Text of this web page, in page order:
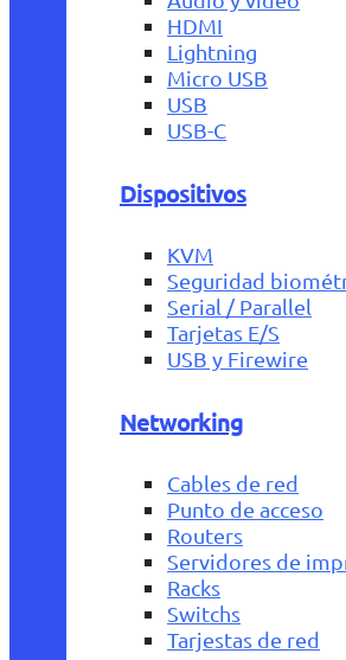
HDMI
Lightning
Micro USB
USB
USB-C
Dispositivos
KVM
Seguridad
Serial / Parallel
Tarjetas E/S
USB y Firewire
Networking
Cables de red
Punto de acceso
Routers
Servidores de
Racks
Switchs
Tarjestas de red